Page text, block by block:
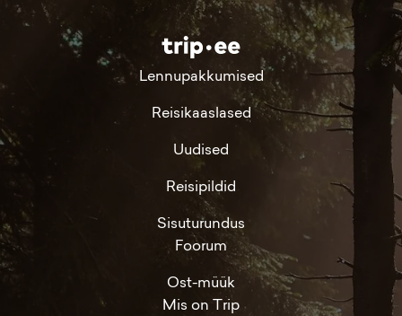
Lennupakkumised
Reisikaaslased
Uudised
Reisipildid
Sisuturundus
Foorum
Ost-müük
Mis on Trip